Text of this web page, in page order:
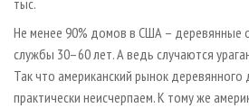
Не менее 90% домов в США – деревянные
службы 30–60 лет. А ведь случаются
Так что американский рынок
практически неисчерпаем. К тому же